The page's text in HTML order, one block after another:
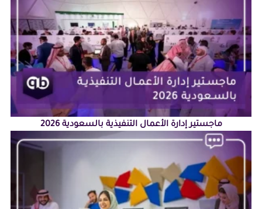
ماجستير إدارة الأعمال التنفيذية بالسعودية 2026